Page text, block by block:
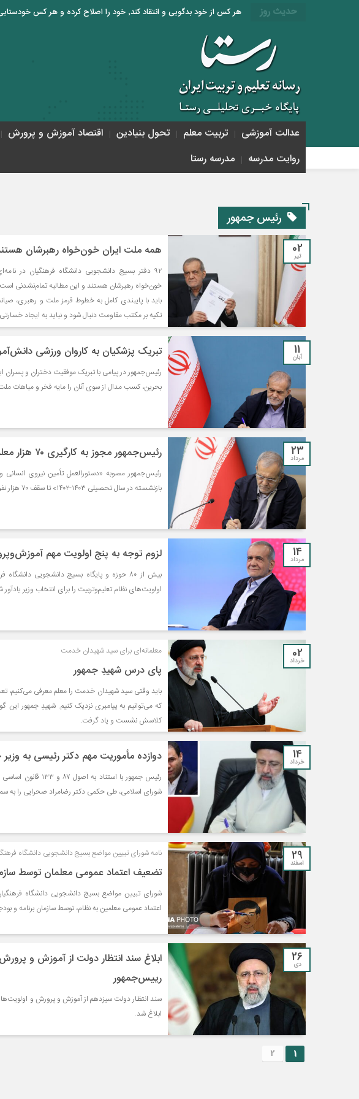
حدیث روز هر کس از خود بدگویی و انتقاد کند٬ خود را اصلاح کرده و هر کس خودستایی نماید٬ پس به تحقیق خویش را تباه نموده است. «امام علی (ع)»
عدالت آموزشی تربیت معلم تحول بنیادین اقتصاد آموزش و پرورش
روایت مدرسه
مدرسه رستا
رئیس جمهور
02
تیر همه ملت ایران خون‌خواه رهبرشان
۹۲ دفتر بسیج دانشجویی دانشگاه فرهنگیان در
خون‌خواه رهبرشان هستند و این مطالبه تمام‌نشدنی است؛
باید با پایبندی کامل به خطوط قرمز ملت و رهبری،
تکیه بر مکتب مقاومت دنبال شود و نباید به ایجاد
11
آبان تبریک پزشکیان به کاروان ورزشی
بحرین، کسب مدال‌ از سوی آنان را مایه فخر و مباهات
23
مرداد رئیس‌جمهور مجوز به کارگیری ۷۰ هزار معلم بازنشسته را ابلاغ کرد
رئیس‌جمهور مصوبه «دستورالعمل تأمین نیروی
بازنشسته در سال تحصیلی ۱۴۰۳-۱۴۰۲» تا سقف ۷۰ هزار نفر را ابلاغ کرد.
14
مرداد لزوم توجه به پنج اولویت مهم
بیش از ۸۰ حوزه و پایگاه بسیج دانشجویی
اولویت‌های نظام تعلیم‌وتربیت را برای انتخاب وزیر یادآور
02
خرداد
معلمانه‌ای برای سید شهیدان خدمت
پای درس شهیدِ جمهور
باید وقتی سید شهیدان خدمت را معلم معرفی می‌کنیم،
که می‌توانیم به پیامبری نزدیک کنیم. شهیدِ جمهور
کلاسش نشست و یاد گرفت.
14
خرداد دوازده مأموریت مهم دکتر رئیسی به
شورای اسلامی، طی حکمی دکتر رضامراد صحرایی را
29
اسفند
نامه شورای تبیین مواضع بسیج دانشجویی دانشگاه
تضعیف اعتماد عمومی معلمان توسط
شورای تبیین مواضع بسیج دانشجویی دانشگاه
اعتماد عمومی معلمین به نظام، توسط سازمان برنامه و
26
دی
ابلاغ سند انتظار دولت از آموزش و
رییس‌جمهور
سند انتظار دولت سیزدهم از آموزش و پرورش و
ابلاغ شد.
1
2